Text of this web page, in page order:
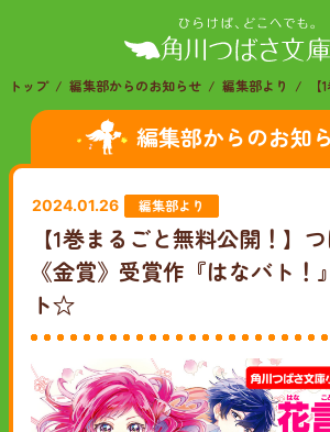
トップ 編集部からのお知らせ 編集部より
編集部からのお知
2024.01.26 編集部より
【1巻まるごと無料公開！】
《金賞》受賞作『はなバト！
ト☆